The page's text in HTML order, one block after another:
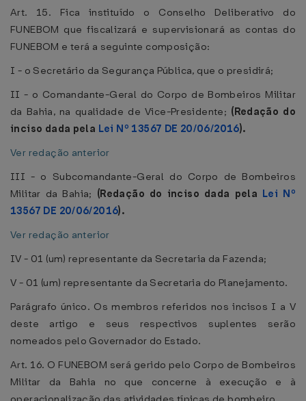
Art. 15. Fica instituído o Conselho Deliberativo do
FUNEBOM que fiscalizará e supervisionará as contas do
FUNEBOM e terá a seguinte composição:
I - o Secretário da Segurança Pública, que o presidirá;
II - o Comandante-Geral do Corpo de Bombeiros Militar
da Bahia, na qualidade de Vice-Presidente; (Redação do
inciso dada pela Lei Nº 13567 DE 20/06/2016).
Ver redação anterior
III - o Subcomandante-Geral do Corpo de Bombeiros
Militar da Bahia; (Redação do inciso dada pela Lei Nº
13567 DE 20/06/2016).
Ver redação anterior
IV - 01 (um) representante da Secretaria da Fazenda;
V - 01 (um) representante da Secretaria do Planejamento.
Parágrafo único. Os membros referidos nos incisos I a V
deste artigo e seus respectivos suplentes serão
nomeados pelo Governador do Estado.
Art. 16. O FUNEBOM será gerido pelo Corpo de Bombeiros
Militar da Bahia no que concerne à execução e à